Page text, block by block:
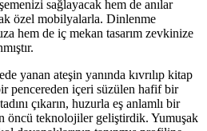
sağlayacak hem de anılar
özel mobilyalarla. Dinlenme
hem de iç mekan tasarım zevkinize
yanan ateşin yanında kıvrılıp kitap
pencereden içeri süzülen hafif bir
çıkarın, huzurla eş anlamlı bir
öncü teknolojiler geliştirdik. Yumuşak